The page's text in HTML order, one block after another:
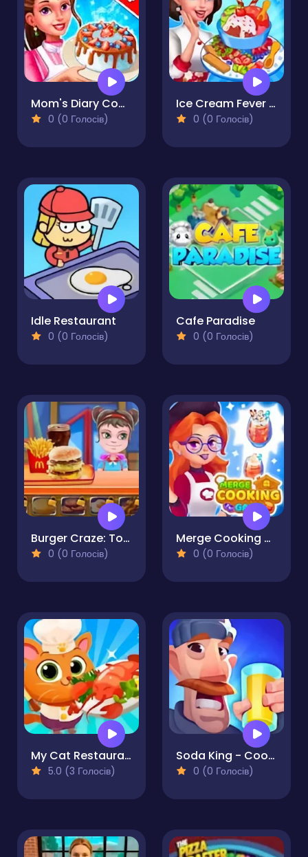
Mom's Diary Cooking Games
0 (0 Голосів)
Ice Cream Fever - Cooking Game
0 (0 Голосів)
Idle Restaurant
0 (0 Голосів)
Cafe Paradise
0 (0 Голосів)
Burger Craze: Top Burger Shop
0 (0 Голосів)
Merge Cooking Game
0 (0 Голосів)
My Cat Restaurant
5.0 (3 Голосів)
Soda King - Cooking Rush
0 (0 Голосів)